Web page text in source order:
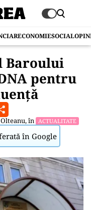
ECONOMIESOCIAL
Baroului
pentru
, în ACTUALITATE
în Google